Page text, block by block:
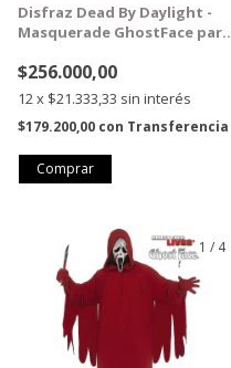
Disfraz Dead By Daylight -
Masquerade GhostFace para
$256.000,00
12x $21.333,33 sin interés
$179.200,00 con Transferencia
1 / 4
GRATIS